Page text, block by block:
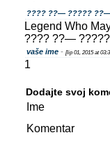
???? ??— ?????
Legend Who
???? ??—
vaše ime - [lip 01, 2015 at
1
Dodajte svoj
Ime
Komentar